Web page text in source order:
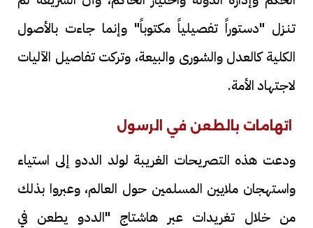
تنـزل "دستوراً تفصيلياً مكتوباً" وإنما جاءت بالأصول
الكلية كالعدل والشورى والبيعة، وتركت تفاصيل الآليات
لاجتهاد الأمة.
اتهامات بالطعن في الرسول
ودعت هذه التصريحات الغريبة لولد الددو إلى استياء
واستهجان ملايين المسلمين حول العالم، وعبروا بذلك
من خلال تغريدات عبر هاشتاج "الددو يطعن في